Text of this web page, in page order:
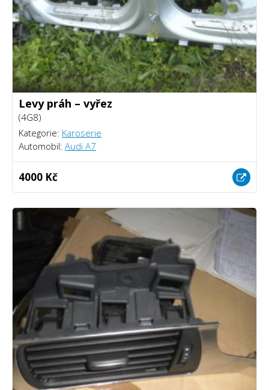
Levy práh – vyřez
(4G8)
Kategorie: Karoserie
Automobil: Audi A7
4000 Kč